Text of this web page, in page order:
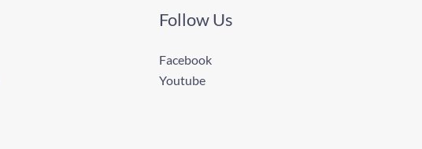
Follow Us
Facebook
Youtube